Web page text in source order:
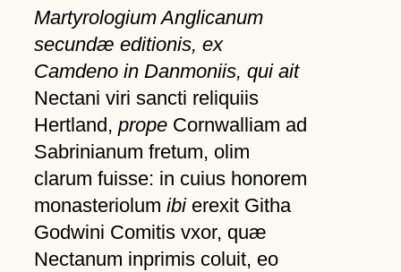
Martyrologium Anglicanum
secundæ editionis, ex
Camdeno in Danmoniis, qui ait
Nectani viri sancti reliquiis
Hertland, propeCornwalliam ad
Sabrinianum fretum, olim
clarum fuisse: in cuius honorem
monasteriolum ibierexit Githa
Godwini Comitis vxor, quæ
Nectanum inprimis coluit, eo